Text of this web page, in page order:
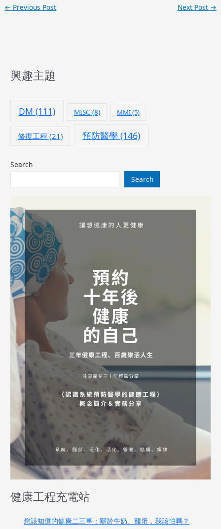
← Previous Post Next Post →
興趣主題
DM (111) MISC (8) MMI(5)
修復工程 (21) 預防醫學 (146)
Search
Search
健康工程充電站
您該知道的健康二三事：關於牛奶、雞蛋，我該怕嗎？